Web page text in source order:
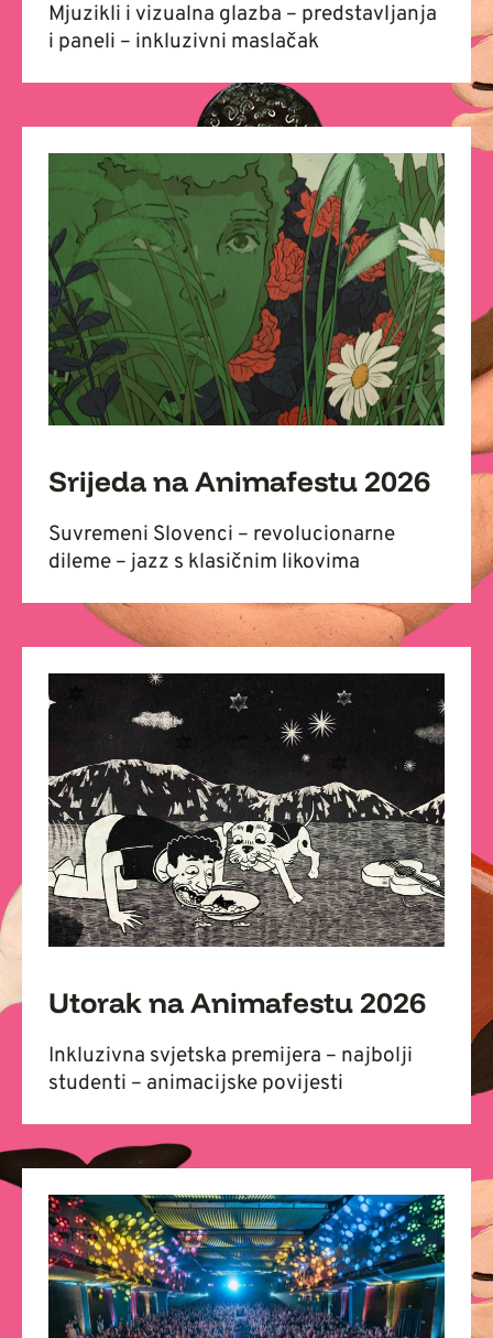
Mjuzikli i vizualna glazba – predstavljanja
i paneli – inkluzivni maslačak
Srijeda na Animafestu 2026
Suvremeni Slovenci – revolucionarne
dileme – jazz s klasičnim likovima
Utorak na Animafestu 2026
Inkluzivna svjetska premijera – najbolji
studenti – animacijske povijesti